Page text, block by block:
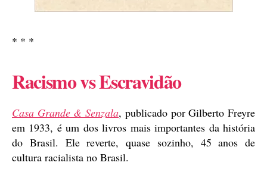
* * *
Racismo vs Escravidão
Casa Grande & Senzala, publicado por Gilberto Freyre
em 1933, é um dos livros mais importantes da história
do Brasil. Ele reverte, quase sozinho, 45 anos de
cultura racialista no Brasil.